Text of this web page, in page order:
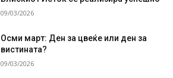
09/03/2026
Осми март: Ден за цвеќе или ден за
вистината?
09/03/2026